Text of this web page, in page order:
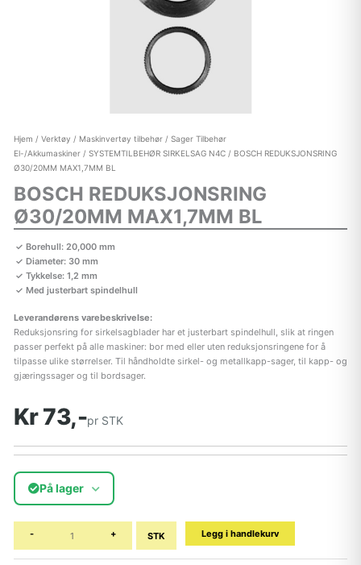
Hjem / Verktøy / Maskinvertøy tilbehør/ Sager Tilbehør
El-/Akkumaskiner/ SYSTEMTILBEHØR SIRKELSAG N4C/ BOSCH REDUKSJONSRING
Ø30/20MM MAX1,7MM BL
BOSCH REDUKSJONSRING
Ø30/20MM MAX1,7MM BL
Borehull: 20,000 mm
Diameter: 30 mm
Tykkelse: 1,2 mm
Med justerbart spindelhull
Leverandørens varebeskrivelse:
Reduksjonsring for sirkelsagblader har et justerbart spindelhull, slik at ringen
passer perfekt på alle maskiner: bor med eller uten reduksjonsringene for å
tilpasse ulike størrelser. Til håndholdte sirkel- og metallkapp-sager, til kapp- og
gjæringssager og til bordsager.
Kr 73,-pr STK
På lager
- + STK Legg i handlekurv